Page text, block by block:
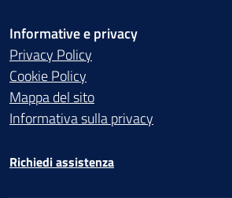
Informative e privacy
Privacy Policy
Cookie Policy
Mappa del sito
Informativa sulla privacy
Richiedi assistenza